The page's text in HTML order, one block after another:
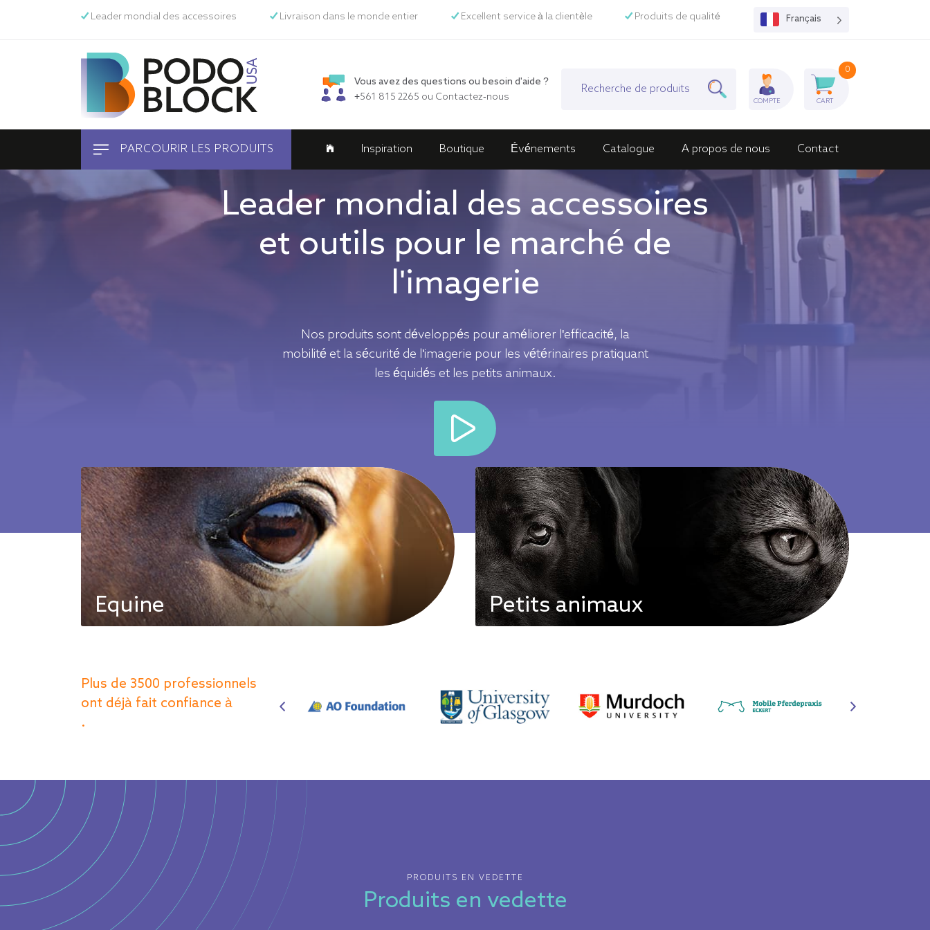
Leader mondial des accessoires Livraison dans le monde entier Excellent service à la clientèle Produits de qualité Français
Vous avez des questions ou besoin d'aide ?
+561 815 2265 ou Contactez-nous COMPTE
0
CART
PARCOURIR LES PRODUITS
Equine
Animaux domestiques
Parcourir tous les produits
Inspiration Boutique Événements Catalogue A propos de nous Contact
Leader mondial des accessoires
et outils pour le marché de
l'imagerie
Nos produits sont développés pour améliorer l'efficacité, la
mobilité et la sécurité de l'imagerie pour les vétérinaires pratiquant
les équidés et les petits animaux.
Equine Petits animaux
Plus de 3500 professionnels
ont déjà fait confiance à
.
PRODUITS EN VEDETTE
Produits en vedette